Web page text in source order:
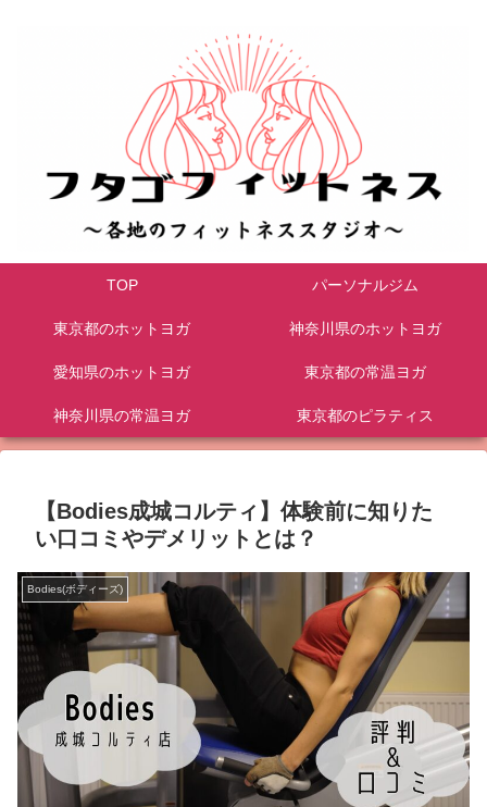
TOP パーソナルジム
東京都のホットヨガ 神奈川県のホットヨガ
愛知県のホットヨガ 東京都の常温ヨガ
神奈川県の常温ヨガ 東京都のピラティス
【Bodies成城コルティ】体験前に知りた
い口コミやデメリットとは？
Bodies(ボディーズ)